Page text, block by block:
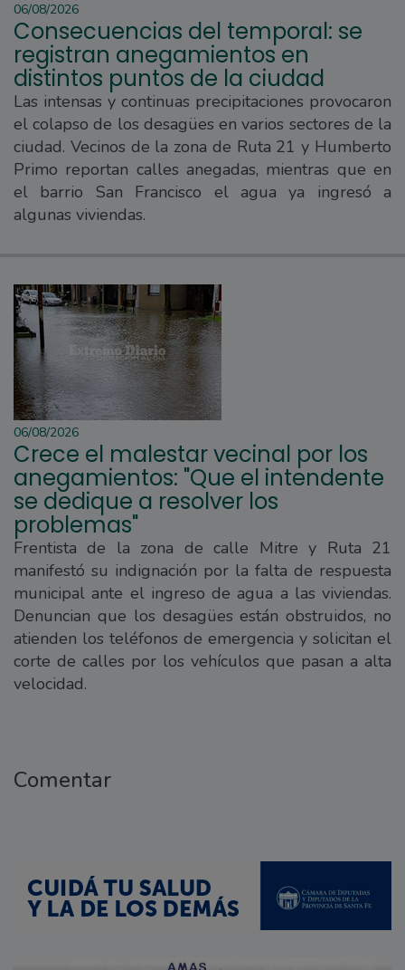
06/08/2026
Consecuencias del temporal: se
registran anegamientos en
distintos puntos de la ciudad
Las intensas y continuas precipitaciones provocaron
el colapso de los desagües en varios sectores de la
ciudad. Vecinos de la zona de Ruta 21 y Humberto
Primo reportan calles anegadas, mientras que en
el barrio San Francisco el agua ya ingresó a
algunas viviendas.
06/08/2026
Crece el malestar vecinal por los
anegamientos: "Que el intendente
se dedique a resolver los
problemas"
Frentista de la zona de calle Mitre y Ruta 21
manifestó su indignación por la falta de respuesta
municipal ante el ingreso de agua a las viviendas.
Denuncian que los desagües están obstruidos, no
atienden los teléfonos de emergencia y solicitan el
corte de calles por los vehículos que pasan a alta
velocidad.
Comentar